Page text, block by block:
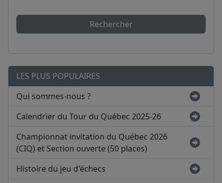
Rechercher
LES PLUS POPULAIRES
Qui sommes-nous ?
Calendrier du Tour du Québec 2025-26
Championnat invitation du Québec 2026
(CIQ) et Section ouverte (50 places)
Histoire du jeu d'échecs